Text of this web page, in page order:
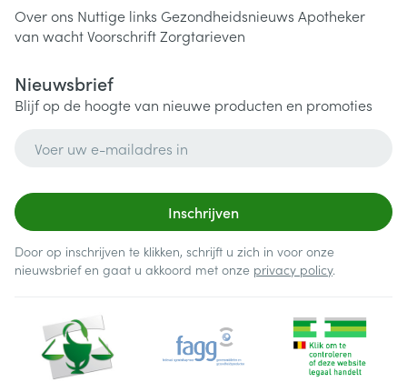
Over ons Nuttige links Gezondheidsnieuws Apotheker
van wachtVoorschriftZorgtarieven
Nieuwsbrief
Blijf op de hoogte van nieuwe producten en promoties
Inschrijven
Door op inschrijven te klikken, schrijft u zich in voor onze
nieuwsbrief en gaat u akkoord met onze privacy policy.